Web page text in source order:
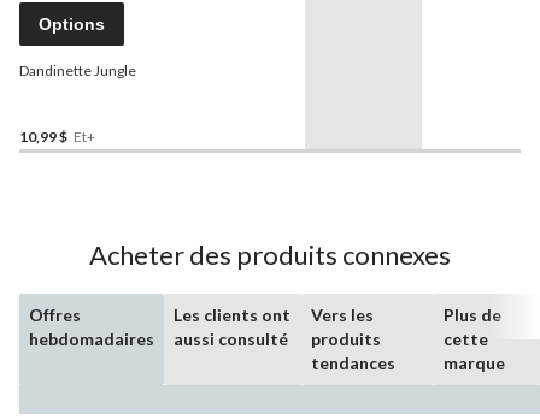
Options
Dandinette Jungle
10,99 $ Et+
Acheter des produits connexes
Offres
hebdomadaires
Les clients ont
aussi consulté
Vers les
produits
tendances
Plus de
cette
marque